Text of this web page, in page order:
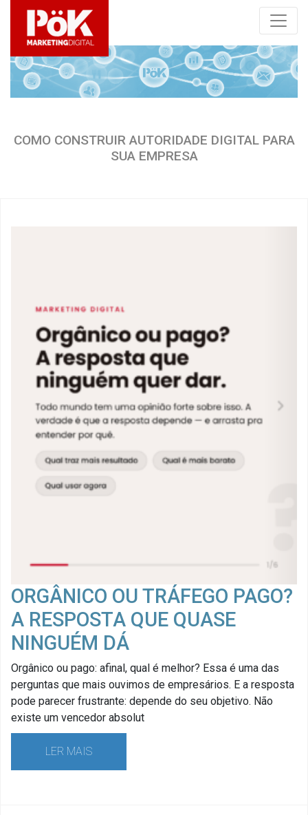
COMO CONSTRUIR AUTORIDADE DIGITAL PARA
SUA EMPRESA
ORGÂNICO OU TRÁFEGO PAGO?
A RESPOSTA QUE QUASE
NINGUÉM DÁ
Orgânico ou pago: afinal, qual é melhor? Essa é uma das
perguntas que mais ouvimos de empresários. E a resposta
pode parecer frustrante: depende do seu objetivo. Não
existe um vencedor absolut
LER MAIS